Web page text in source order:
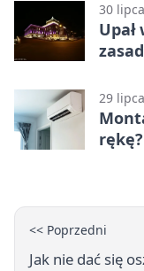
30
29
<< Poprzedni
Jak nie dać się